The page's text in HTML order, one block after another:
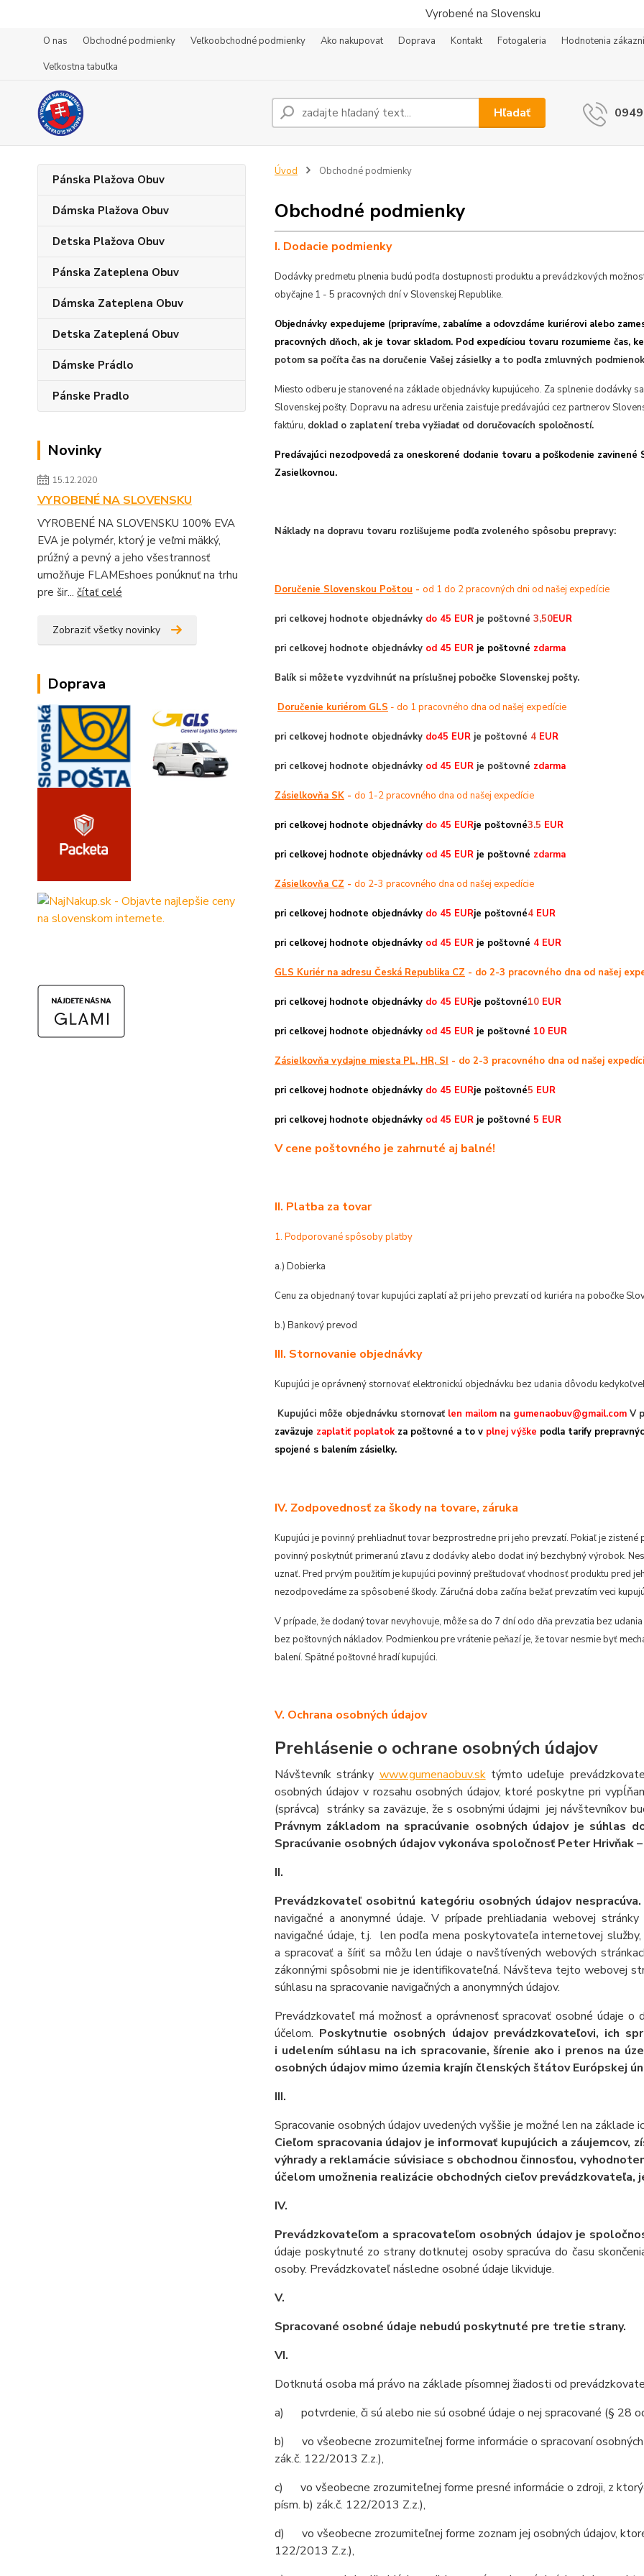
Vyrobené na Slovensku
O nas Obchodné podmienky Veľkoobchodné podmienky Ako nakupovat Doprava Kontakt Fotogaleria
Hodnotenia
Veľkostna tabuľka
Hľadať
Pánska Plažova Obuv
Dámska Plažova Obuv
Detska Plažova Obuv
Pánska Zateplena Obuv
Dámska Zateplena Obuv
Detska Zateplená Obuv
Dámske Prádlo
Pánske Pradlo
Novinky
15.12.2020
VYROBENÉ NA SLOVENSKU
VYROBENÉ NA SLOVENSKU 100% EVA
EVA je polymér, ktorý je veľmi mäkký,
prúžný a pevný a jeho všestrannosť
umožňuje FLAMEshoes ponúknuť na trhu
pre šir... čítať celé
Zobraziť všetky novinky
Doprava
Úvod Obchodné podmienky
Obchodné podmienky
I. Dodacie podmienky
Dodávky predmetu plnenia budú podľa dostupnosti produktu a prevádzkových
obyčajne 1 - 5 pracovných dní v Slovenskej Republike.
Objednávky expedujeme (pripravíme, zabalíme a odovzdáme kuriérovi alebo
pracovných dňoch, ak je tovar skladom. Pod expedíciou tovaru rozumieme čas,
potom sa počíta čas na doručenie Vašej zásielky a to podľa zmluvných
Miesto odberu je stanovené na základe objednávky kupujúceho. Za splnenie dodávky
Slovenskej pošty. Dopravu na adresu určenia zaisťuje predávajúci cez partnerov
faktúru, doklad o zaplatení treba vyžiadať od doručovacích spoločností.
Predávajúci nezodpovedá za oneskorené dodanie tovaru a poškodenie
Zasielkovnou.
Náklady na dopravu tovaru rozlišujeme podľa zvoleného spôsobu prepravy:
Doručenie Slovenskou Poštou - od 1 do 2 pracovných dni od našej expedície
pri celkovej hodnote objednávky do 45 EURje poštovné 3,50EUR
pri celkovej hodnote objednávky od 45 EUR je poštovné zdarma
Balík si môžete vyzdvihnúť na príslušnej pobočke Slovenskej pošty.
Doručenie kuriérom GLS - do 1 pracovného dna od našej expedície
pri celkovej hodnote objednávky do45 EURje poštovné 4EUR
pri celkovej hodnote objednávky od 45 EURje poštovné zdarma
Zásielkovňa SK- do 1-2 pracovného dna od našej expedície
pri celkovej hodnote objednávky do 45 EURje poštovné3.5 EUR
pri celkovej hodnote objednávky od 45 EUR je poštovné zdarma
Zásielkovňa CZ - do 2-3 pracovného dna od našej expedície
pri celkovej hodnote objednávky do 45 EURje poštovné4EUR
pri celkovej hodnote objednávky od 45 EUR je poštovné 4 EUR
GLS Kuriér na adresu Česká Republika CZ - do 2-3 pracovného dna od našej
pri celkovej hodnote objednávky do 45 EURje poštovné10EUR
pri celkovej hodnote objednávky od 45 EUR je poštovné 10 EUR
Zásielkovňa vydajne miesta PL, HR, SI - do 2-3 pracovného dna od našej
pri celkovej hodnote objednávky do 45 EURje poštovné5 EUR
pri celkovej hodnote objednávky od 45 EUR je poštovné 5 EUR
V cene poštovného je zahrnuté aj balné!
II. Platba za tovar
1. Podporované spôsoby platby
a.) Dobierka
Cenu za objednaný tovar kupujúci zaplatí až pri jeho prevzatí od kuriéra na pobočke
b.) Bankový prevod
III. Stornovanie objednávky
Kupujúci je oprávnený stornovať elektronickú objednávku bez udania dôvodu
Kupujúci môže objednávku stornovať len mailom nagumenaobuv@gmail.com V
zaväzuje zaplatiť poplatokza poštovné a to v plnej výške podla tarify
spojené s balením zásielky.
IV. Zodpovednosť za škody na tovare, záruka
Kupujúci je povinný prehliadnuť tovar bezprostredne pri jeho prevzatí. Pokiaľ je
povinný poskytnúť primeranú zľavu z dodávky alebo dodať iný bezchybný výrobok.
uznať. Pred prvým použitím je kupujúci povinný preštudovať vhodnosť produktu pred
nezodpovedáme za spôsobené škody. Záručná doba začína bežať prevzatím veci
V prípade, že dodaný tovar nevyhovuje, môže sa do 7 dní odo dňa prevzatia bez
bez poštovných nákladov. Podmienkou pre vrátenie peňazí je, že tovar nesmie byť
balení. Spätné poštovné hradí kupujúci.
V. Ochrana osobných údajov
Prehlásenie o ochrane osobných údajov
Návštevník stránky www.gumenaobuv.sktýmto udeľuje
osobných údajov v rozsahu osobných údajov, ktoré poskytne pri
(správca) stránky sa zaväzuje, že s osobnými údajmi jej návštevníkov
Právnym základom na spracúvanie osobných údajov je
Spracúvanie osobných údajov vykonáva spoločnosť Peter Hrivňak
II.
Prevádzkovateľ osobitnú kategóriu osobných údajov nespracúva.
navigačné a anonymné údaje. V prípade prehliadania webovej
navigačné údaje, t.j. len podľa mena poskytovateľa internetovej
a spracovať a šíriť sa môžu len údaje o navštívených webových
zákonnými spôsobmi nie je identifikovateľná. Návšteva tejto webovej
súhlasu na spracovanie navigačných a anonymných údajov.
Prevádzkovateľ má možnosť a oprávnenosť spracovať osobné údaje
účelom. Poskytnutie osobných údajov prevádzkovateľovi, ich
i udelením súhlasu na ich spracovanie, šírenie ako i prenos na
osobných údajov mimo územia krajín členských štátov Európskej
III.
Spracovanie osobných údajov uvedených vyššie je možné len na
Cieľom spracovania údajov je informovať kupujúcich a záujemcov,
výhrady a reklamácie súvisiace s obchodnou činnosťou,
účelom umožnenia realizácie obchodných cieľov
IV.
Prevádzkovateľom a spracovateľom osobných údajov je
údaje poskytnuté zo strany dotknutej osoby spracúva do času
osoby. Prevádzkovateľ následne osobné údaje likviduje.
V.
Spracované osobné údaje nebudú poskytnuté pre tretie strany.
VI.
Dotknutá osoba má právo na základe písomnej žiadosti od
a) potvrdenie, či sú alebo nie sú osobné údaje o nej spracované (§ 28
b) vo všeobecne zrozumiteľnej forme informácie o spracovaní
zák.č. 122/2013 Z.z.),
c) vo všeobecne zrozumiteľnej forme presné informácie o zdroji, z
písm. b) zák.č. 122/2013 Z.z.),
d) vo všeobecne zrozumiteľnej forme zoznam jej osobných údajov,
122/2013 Z.z.),